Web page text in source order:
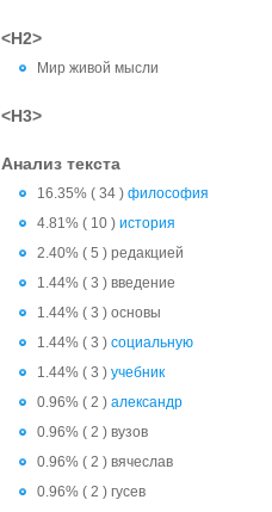
<H2>
Мир живой мысли
<H3>
Анализ текста
16.35% ( 34 ) философия
4.81% ( 10 ) история
2.40% ( 5 ) редакцией
1.44% ( 3 ) введение
1.44% ( 3 ) основы
1.44% ( 3 ) социальную
1.44% ( 3 ) учебник
0.96% ( 2 ) александр
0.96% ( 2 ) вузов
0.96% ( 2 ) вячеслав
0.96% ( 2 ) гусев